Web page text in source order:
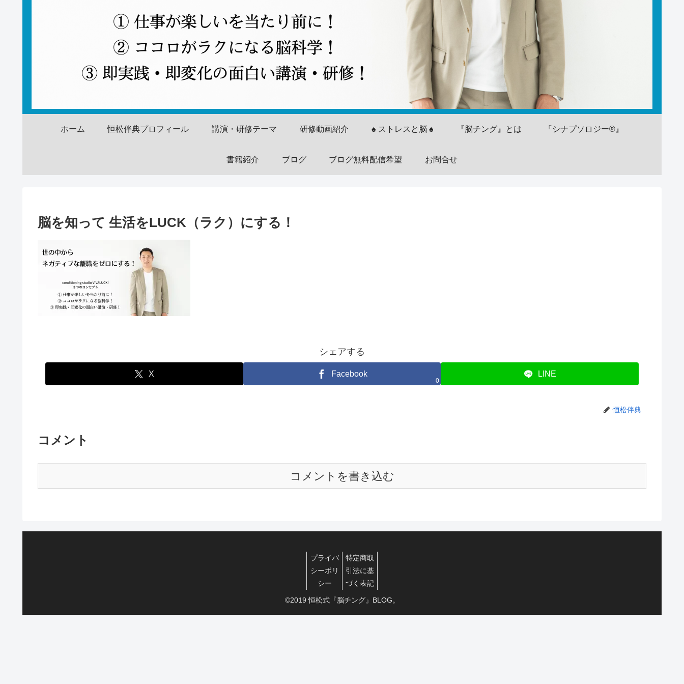
ホーム 恒松伴典プロフィール 講演・研修テーマ 研修動画紹介 ♠ ストレスと脳 ♠ 『脳チング』とは 『シナプソロジー®』
書籍紹介 ブログ ブログ無料配信希望 お問合せ
脳を知って 生活をLUCK（ラク）にする！
シェアする
X Facebook
0
LINE
恒松伴典
コメント
コメントを書き込む
プライバ
シーポリ
シー
特定商取
引法に基
づく表記
©2019 恒松式『脳チング』BLOG。